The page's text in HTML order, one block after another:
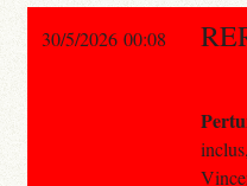
30/5/2026 00:08